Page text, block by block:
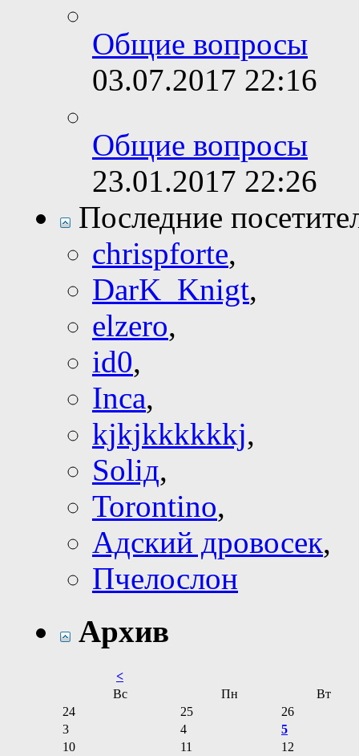
Общие вопросы
03.07.2017 22:16
Общие вопросы
23.01.2017 22:26
Последние
chrispforte,
DarK_Knigt,
elzero,
id0,
Inca,
kjkjkkkkkkj,
Soliд,
Torontino,
Адский дровосек,
Пчелослон
Архив
<
Вс
Пн
Вт
24
25
26
3
4
5
10
11
12